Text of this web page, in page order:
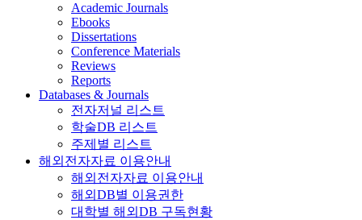
Academic Journals
Ebooks
Dissertations
Conference Materials
Reviews
Reports
Databases & Journals
전자저널 리스트
학술DB 리스트
주제별 리스트
해외전자자료 이용안내
해외전자자료 이용안내
해외DB별 이용권한
대학별 해외DB 구독현황